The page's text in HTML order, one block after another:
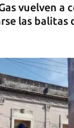
vuelven a
las balitas